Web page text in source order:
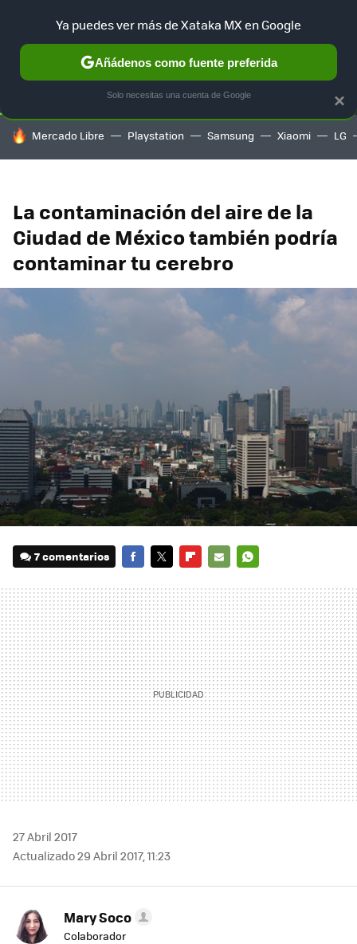
SELECCIÓN GAMING HOME AUTO TERRITORIO
HOY SE HABLA DE
Mercado Libre Playstation Samsung Xiaomi LG
La contaminación del aire de la
Ciudad de México también podría
contaminar tu cerebro
7 comentarios
MAIL
27 Abril 2017
Actualizado 29 Abril 2017, 11:23
Mary Soco
Colaborador
×
Ya puedes ver más de Xataka MX en Google
Añádenos como fuente preferida
Solo necesitas una cuenta de Google